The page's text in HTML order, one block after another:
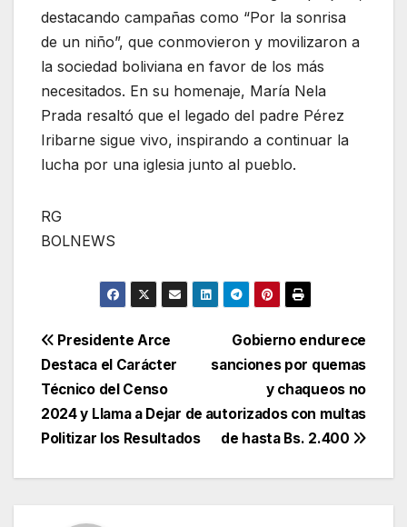
destacando campañas como “Por la sonrisa
de un niño”, que conmovieron y movilizaron a
la sociedad boliviana en favor de los más
necesitados. En su homenaje, María Nela
Prada resaltó que el legado del padre Pérez
Iribarne sigue vivo, inspirando a continuar la
lucha por una iglesia junto al pueblo.
RG
BOLNEWS
Navegación
de
entradas
Gobierno endurece
sanciones por quemas
y chaqueos no
autorizados con multas
de hasta Bs. 2.400
Presidente Arce
Destaca el Carácter
Técnico del Censo
2024 y Llama a Dejar de
Politizar los Resultados